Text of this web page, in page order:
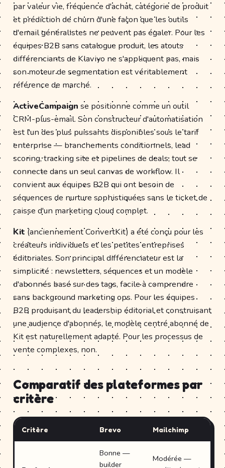
par valeur vie, fréquence d'achat, catégorie de produit
et prédiction de churn d'une façon que les outils
d'email généralistes ne peuvent pas égaler. Pour les
équipes B2B sans catalogue produit, les atouts
différenciants de Klaviyo ne s'appliquent pas, mais
son moteur de segmentation est véritablement
référence de marché.
ActiveCampaign se positionne comme un outil
CRM-plus-email. Son constructeur d'automatisation
est l'un des plus puissants disponibles sous le tarif
enterprise — branchements conditionnels, lead
scoring, tracking site et pipelines de deals, tout se
connecte dans un seul canvas de workflow. Il
convient aux équipes B2B qui ont besoin de
séquences de nurture sophistiquées sans le ticket de
caisse d'un marketing cloud complet.
Kit (anciennement ConvertKit) a été conçu pour les
créateurs individuels et les petites entreprises
éditoriales. Son principal différenciateur est la
simplicité : newsletters, séquences et un modèle
d'abonnés basé sur des tags, facile à comprendre
sans background marketing ops. Pour les équipes
B2B produisant du leadership éditorial et construisant
une audience d'abonnés, le modèle centré abonné de
Kit est naturellement adapté. Pour les processus de
vente complexes, non.
Comparatif des plateformes par
critère
Critère Brevo Mailchimp
Bonne —
builder
Modérée —